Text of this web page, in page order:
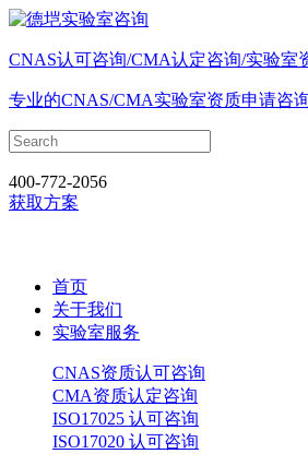
CNAS认可咨询/CMA认定咨询/实验室
专业的CNAS/CMA实验室资质申请咨
400-772-2056
获取方案
首页
关于我们
实验室服务
CNAS资质认可咨询
CMA资质认定咨询
ISO17025 认可咨询
ISO17020 认可咨询